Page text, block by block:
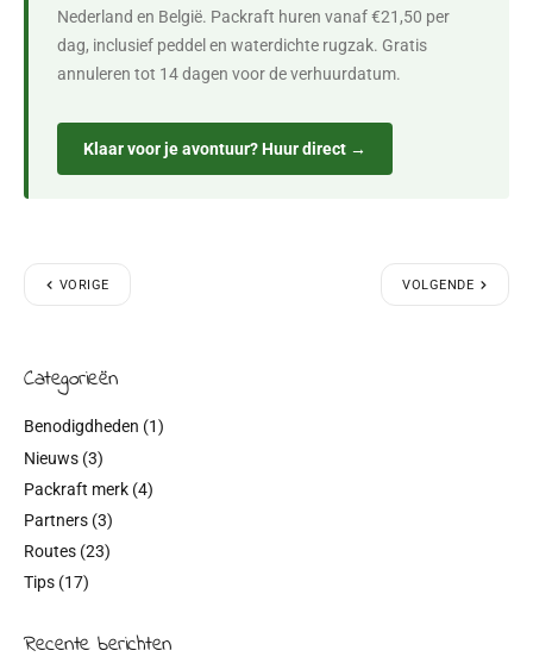
Nederland en België. Packraft huren vanaf €21,50 per
dag, inclusief peddel en waterdichte rugzak. Gratis
annuleren tot 14 dagen voor de verhuurdatum.
Klaar voor je avontuur? Huur direct →
VORIGE VOLGENDE
Categorieën
Benodigdheden (1)
Nieuws (3)
Packraft merk (4)
Partners (3)
Routes (23)
Tips (17)
Recente berichten